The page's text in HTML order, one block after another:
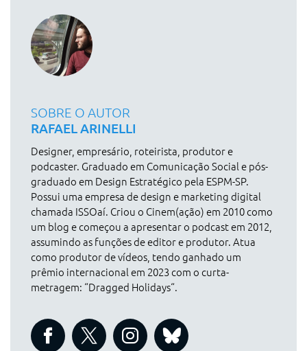
SOBRE O AUTOR
RAFAEL ARINELLI
Designer, empresário, roteirista, produtor e
podcaster. Graduado em Comunicação Social e pós-
graduado em Design Estratégico pela ESPM-SP.
Possui uma empresa de design e marketing digital
chamada ISSOaí. Criou o Cinem(ação) em 2010 como
um blog e começou a apresentar o podcast em 2012,
assumindo as funções de editor e produtor. Atua
como produtor de vídeos, tendo ganhado um
prêmio internacional em 2023 com o curta-
metragem: “Dragged Holidays“.